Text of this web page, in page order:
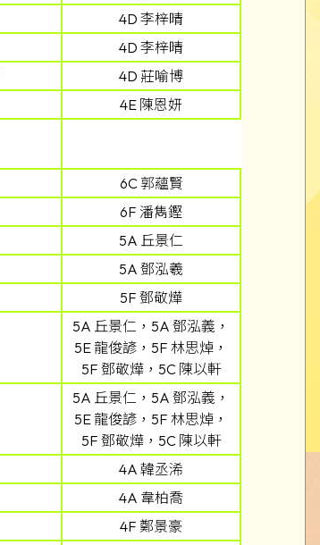
4D 李梓晴
4D 李梓晴
4D 莊喻博
4E 陳恩妍
6C 郭蘊賢
6F 潘雋鏗
5A 丘景仁
5A 鄧泓羲
5F 鄧敬燁
5A 丘景仁，5A 鄧泓義，
5E 龍俊諺，5F 林思焯，
5F 鄧敬燁，5C 陳以軒
5A 丘景仁，5A 鄧泓義，
5E 龍俊諺，5F 林思焯，
5F 鄧敬燁，5C 陳以軒
4A 韓丞浠
4A 韋柏喬
4F 鄭景豪